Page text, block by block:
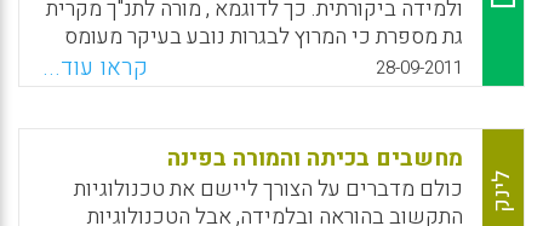
ולמידה ביקורתית. כך לדוגמא , מורה לתנ"ך מקרית
גת מספרת כי המרוץ לבגרות נובע בעיקר מעומס
החומר לעומת מספר שעות הלימוד, "ואז בבגרות,
יש שאלות פשוט קטנוניות, נתפסים לאיזו נקודה
לא מהותית שקשורה רק לשינון. ובכלל, הבחינות
הפכו לאלוהות: מקצוע שאין בו בגרות באותה שנה
הוא פחות חשוב. שכחו מהי למידה לשם למידה (
טלילה נשר).
28-09-2011 קראו עוד...
לינק
מחשבים בכיתה והמורה בפינה
כולם מדברים על הצורך ליישם את טכנולוגיות
התקשוב בהוראה ובלמידה, אבל הטכנולוגיות